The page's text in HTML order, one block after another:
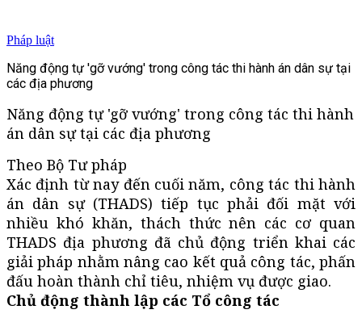
Pháp luật
Năng động tự 'gỡ vướng' trong công tác thi hành án dân sự tại
các địa phương
Năng động tự 'gỡ vướng' trong công tác thi hành
án dân sự tại các địa phương
Theo Bộ Tư pháp
Xác định từ nay đến cuối năm, công tác thi hành
án dân sự (THADS) tiếp tục phải đối mặt với
nhiều khó khăn, thách thức nên các cơ quan
THADS địa phương đã chủ động triển khai các
giải pháp nhằm nâng cao kết quả công tác, phấn
đấu hoàn thành chỉ tiêu, nhiệm vụ được giao.
Chủ động thành lập các Tổ công tác